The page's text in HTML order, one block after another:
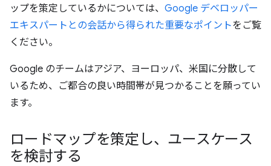
ップを策定しているかについては、 Google デベロッパー
エキスパートとの会話から得られた重要なポイントをご覧
ください。
Google のチームはアジア、ヨーロッパ、米国に分散して
いるため、ご都合の良い時間帯が見つかることを願ってい
ます。
ロードマップを策定し、ユースケース
を検討する